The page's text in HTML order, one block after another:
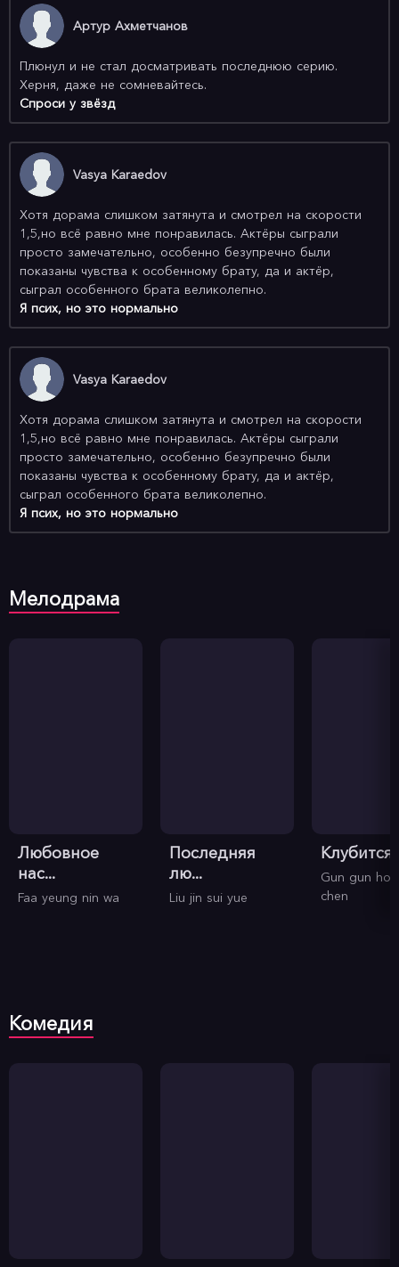
Артур Ахметчанов
Плюнул и не стал досматривать последнюю серию.
Херня, даже не сомневайтесь.
Спроси у звёзд
Vasya Karaedov
Хотя дорама слишком затянута и смотрел на скорости
1,5,но всё равно мне понравилась. Актёры сыграли
просто замечательно, особенно безупречно были
показаны чувства к особенному брату, да и актёр,
сыграл особенного брата великолепно.
Я псих, но это нормально
Vasya Karaedov
Хотя дорама слишком затянута и смотрел на скорости
1,5,но всё равно мне понравилась. Актёры сыграли
просто замечательно, особенно безупречно были
показаны чувства к особенному брату, да и актёр,
сыграл особенного брата великолепно.
Я псих, но это нормально
Мелодрама
Любовное
нас...
Faa yeung nin wa
Последняя
лю...
Liu jin sui yue
Клубится
Gun gun
chen
Комедия